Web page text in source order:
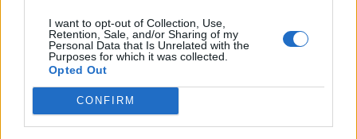
I want to opt-out of Collection, Use,
Retention, Sale, and/or Sharing of my
Personal Data that Is Unrelated with the
Purposes for which it was collected.
Opted Out
CONFIRM
In evidenza